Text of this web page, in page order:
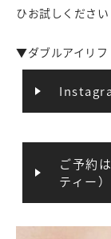
ひお試しくださ
▼ダブルアイリ
ご予約
ティー）